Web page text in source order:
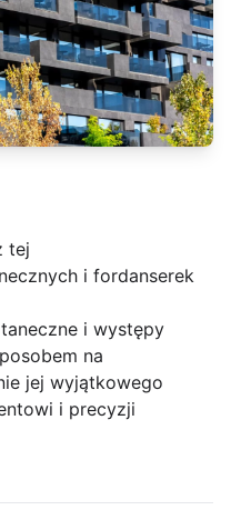
tej
i fordanserek
i występy
na
jej wyjątkowego
i precyzji